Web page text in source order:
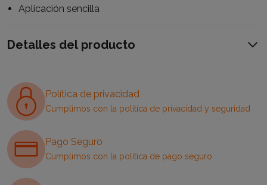
Aplicación sencilla
Detalles del producto
Política de privacidad
Cumplimos con la política de privacidad y seguridad
Pago Seguro
Cumplimos con la política de pago seguro